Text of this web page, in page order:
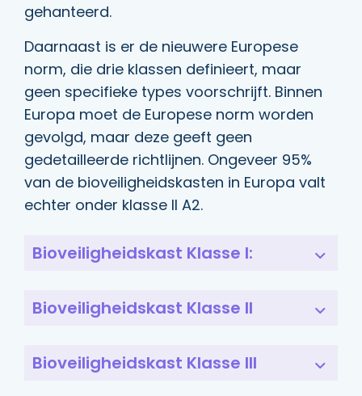
gehanteerd.
Daarnaast is er de nieuwere Europese
norm, die drie klassen definieert, maar
geen specifieke types voorschrijft. Binnen
Europa moet de Europese norm worden
gevolgd, maar deze geeft geen
gedetailleerde richtlijnen. Ongeveer 95%
van de bioveiligheidskasten in Europa valt
echter onder klasse II A2.
Bioveiligheidskast Klasse I:
Bioveiligheidskast Klasse II
Bioveiligheidskast Klasse III